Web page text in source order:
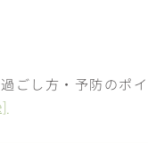
ごし方・予防のポ